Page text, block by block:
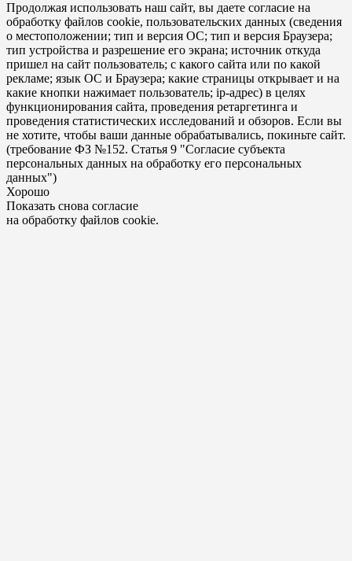
Продолжая использовать наш сайт, вы даете согласие на
обработку файлов cookie, пользовательских данных (сведения
о местоположении; тип и версия ОС; тип и версия Браузера;
тип устройства и разрешение его экрана; источник откуда
пришел на сайт пользователь; с какого сайта или по какой
рекламе; язык ОС и Браузера; какие страницы открывает и на
какие кнопки нажимает пользователь; ip-адрес) в целях
функционирования сайта, проведения ретаргетинга и
проведения статистических исследований и обзоров. Если вы
не хотите, чтобы ваши данные обрабатывались, покиньте сайт.
(требование ФЗ №152. Статья 9 "Согласие субъекта
персональных данных на обработку его персональных
данных")
Хорошо
Показать снова согласие
на обработку файлов cookie.